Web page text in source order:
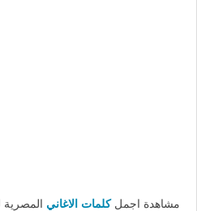
مشاهدة اجملكلمات الاغاني